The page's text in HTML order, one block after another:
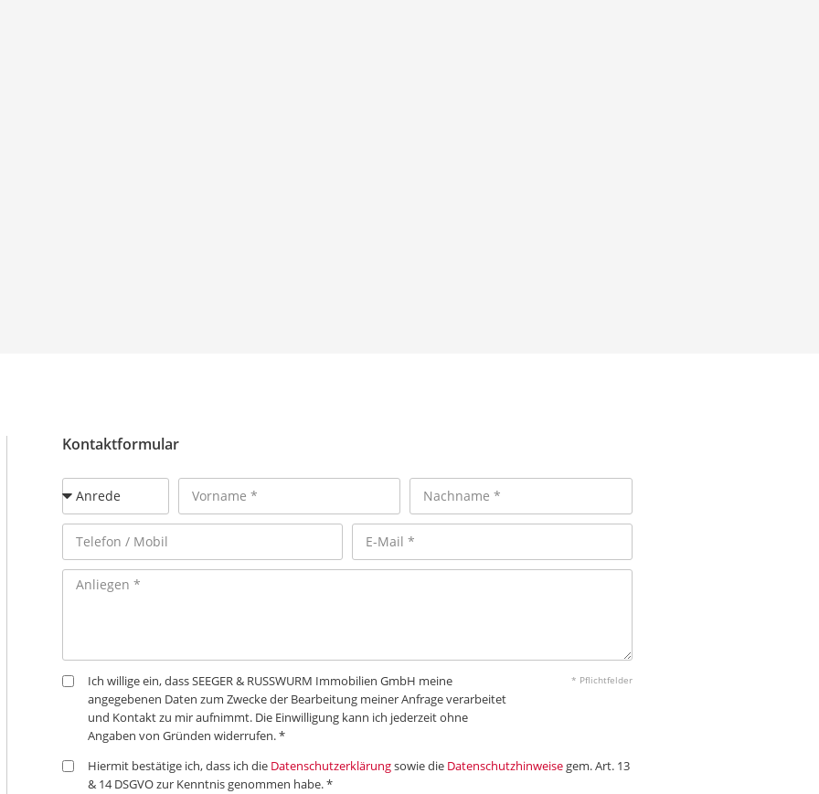
Kontaktformular
Ich willige ein, dass SEEGER & RUSSWURM Immobilien GmbH meine
angegebenen Daten zum Zwecke der Bearbeitung meiner Anfrage verarbeitet
und Kontakt zu mir aufnimmt. Die Einwilligung kann ich jederzeit ohne
Angaben von Gründen widerrufen. *
* Pflichtfelder
Hiermit bestätige ich, dass ich die Datenschutzerklärungsowie die Datenschutzhinweisegem. Art. 13
& 14 DSGVO zur Kenntnis genommen habe. *